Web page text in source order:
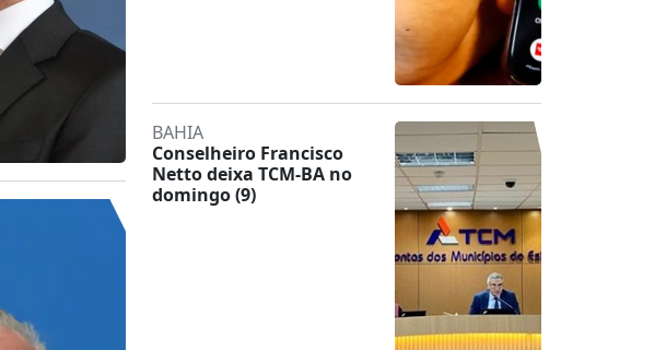
BAHIA
Conselheiro Francisco
Netto deixa TCM-BA no
domingo (9)